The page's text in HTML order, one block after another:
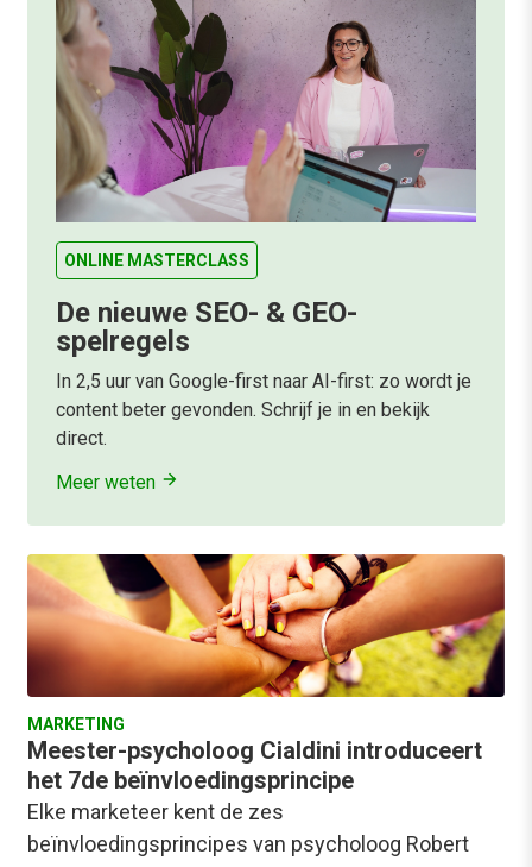
ONLINE MASTERCLASS
De nieuwe SEO- & GEO-
spelregels
In 2,5 uur van Google-first naar AI-first: zo wordt je
content beter gevonden. Schrijf je in en bekijk
direct.
Meer weten
MARKETING
Meester-psycholoog Cialdini introduceert
het 7de beïnvloedingsprincipe
Elke marketeer kent de zes
beïnvloedingsprincipes van psycholoog Robert